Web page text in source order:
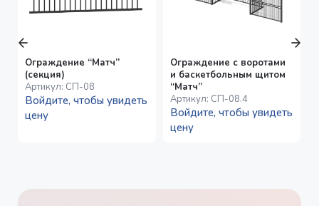
Ограждение “Матч”
(секция)
Артикул: СП-08
Войдите, чтобы увидеть
цену
Ограждение с воротами
и баскетбольным щитом
“Матч”
Артикул: СП-08.4
Войдите, чтобы увидеть
цену